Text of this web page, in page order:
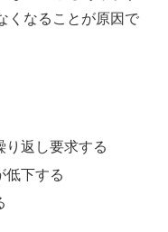
くなることが原因で
り返し要求する
低下する